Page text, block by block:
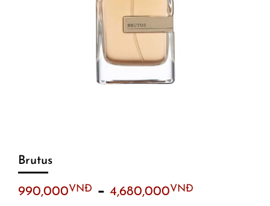
Brutus
990,000VNĐ – 4,680,000VNĐ